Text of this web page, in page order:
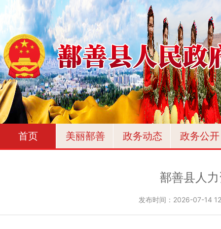
首页 美丽鄯善 政务动态 政务公开
鄯善县人
发布时间： 2026-07-14